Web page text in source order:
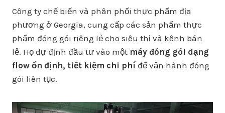
Công ty chế biến và phân phối thực phẩm địa
phương ở Georgia, cung cấp các sản phẩm thực
phẩm đóng gói riêng lẻ cho siêu thị và kênh bán
lẻ. Họ dự định đầu tư vào một máy đóng gói dạng
flow ổn định, tiết kiệm chi phí để vận hành đóng
gói liên tục.